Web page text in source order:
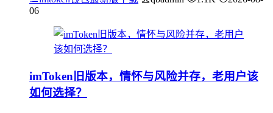
06
imToken旧版本，情怀与风险并存，老用户该
如何选择？